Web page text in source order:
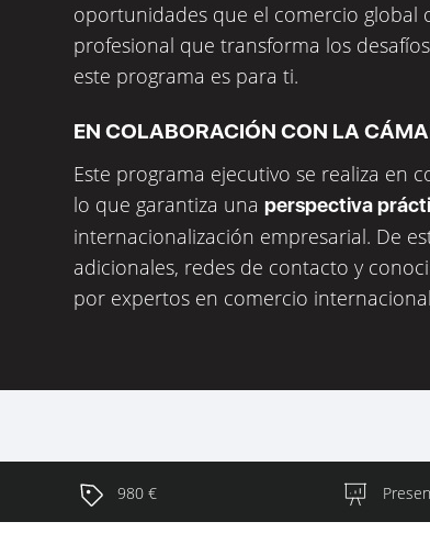
oportunidades que el comercio global
profesional que transforma los
este programa es para ti.
EN COLABORACIÓN CON LA
Este programa ejecutivo se realiza en
lo que garantiza unaperspectiva
internacionalización empresarial. De
adicionales, redes de contacto y
por expertos en comercio
980 €